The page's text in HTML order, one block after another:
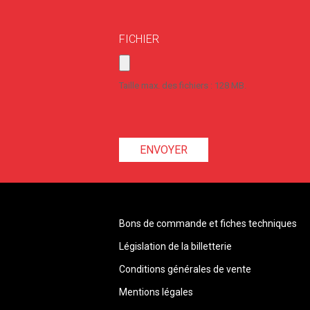
FICHIER
Taille max. des fichiers : 128 MB.
Bons de commande et fiches techniques
Législation de la billetterie
Conditions générales de vente
Mentions légales